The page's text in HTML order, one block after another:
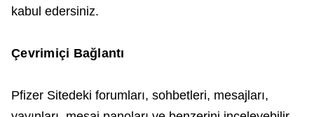
kabul edersiniz.
Çevrimiçi Bağlantı
Pfizer Sitedeki forumları, sohbetleri, mesajları,